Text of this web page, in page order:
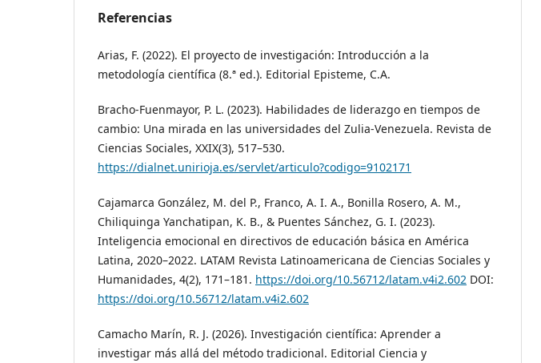
Referencias
Arias, F. (2022). El proyecto de investigación: Introducción a la
metodología científica (8.ª ed.). Editorial Episteme, C.A.
Bracho-Fuenmayor, P. L. (2023). Habilidades de liderazgo en tiempos de
cambio: Una mirada en las universidades del Zulia-Venezuela. Revista de
Ciencias Sociales, XXIX(3), 517–530.
https://dialnet.unirioja.es/servlet/articulo?codigo=9102171
Cajamarca González, M. del P., Franco, A. I. A., Bonilla Rosero, A. M.,
Chiliquinga Yanchatipan, K. B., & Puentes Sánchez, G. I. (2023).
Inteligencia emocional en directivos de educación básica en América
Latina, 2020–2022. LATAM Revista Latinoamericana de Ciencias Sociales y
Humanidades, 4(2), 171–181. https://doi.org/10.56712/latam.v4i2.602 DOI:
https://doi.org/10.56712/latam.v4i2.602
Camacho Marín, R. J. (2026). Investigación científica: Aprender a
investigar más allá del método tradicional. Editorial Ciencia y